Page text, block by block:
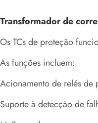
Transformador de
Os TCs de proteção
As funções incluem:
Acionamento de relés de
Suporte à detecção de